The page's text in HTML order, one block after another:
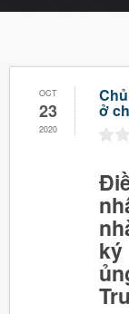
OCT
23
2020
ở
ký